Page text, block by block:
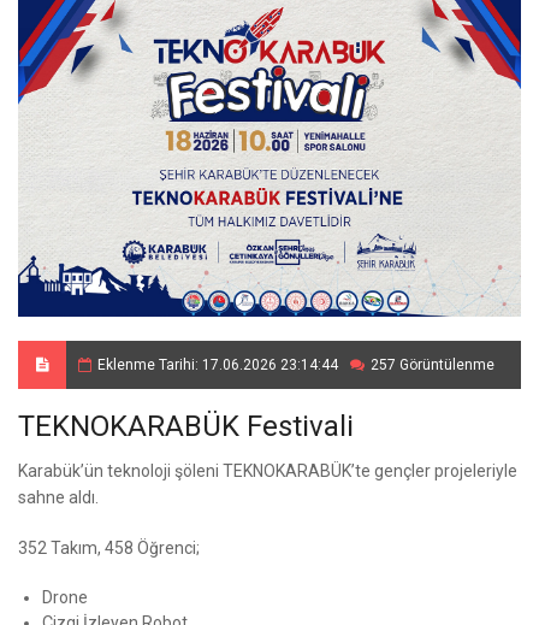
Eklenme Tarihi: 17.06.2026 23:14:44 257 Görüntülenme
TEKNOKARABÜK Festivali
Karabük’ün teknoloji şöleni TEKNOKARABÜK’te gençler projeleriyle
sahne aldı.
352 Takım, 458 Öğrenci;
Drone